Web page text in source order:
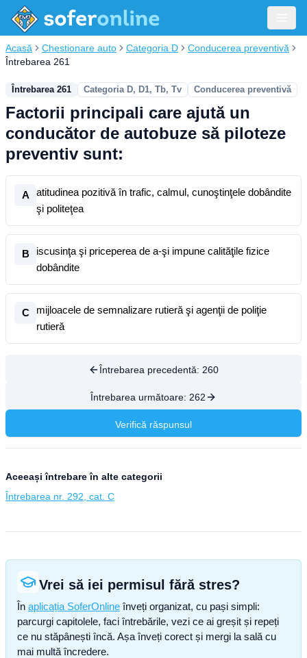
Acasă Chestionare auto Categoria D
Conducerea preventivă
Întrebarea 261
Întrebarea 261 Categoria D, D1, Tb, Tv Conducerea preventivă
Factorii principali care ajută un
conducător de autobuze să piloteze
preventiv sunt:
A
atitudinea pozitivă în trafic, calmul, cunoştinţele dobândite
şi politeţea
B
iscusinţa şi priceperea de a-şi impune calităţile fizice
dobândite
C
mijloacele de semnalizare rutieră şi agenţii de poliţie
rutieră
Întrebarea precedentă: 260
Întrebarea următoare: 262
Verifică răspunsul
Aceeași întrebare în alte categorii
Întrebarea nr. 292, cat. C
Vrei să iei permisul fără stres?
În aplicația SoferOnline înveți organizat, cu pași simpli:
parcurgi capitolele, faci întrebările, vezi ce ai greșit și repeți
ce nu stăpânești încă. Așa înveți corect și mergi la sală cu
mai multă încredere.